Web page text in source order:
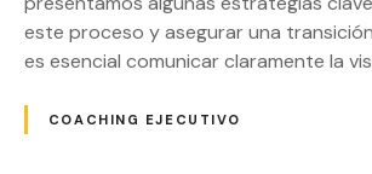
este proceso y asegurar una
es esencial comunicar claramente la
COACHING EJECUTIVO